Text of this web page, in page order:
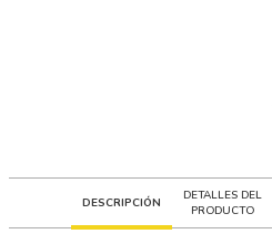
DESCRIPCIÓN
DETALLES DEL
PRODUCTO